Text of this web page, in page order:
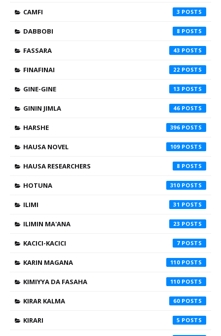
CAMFI 3
DABBOBI 8
FASSARA 43
FINAFINAI 22
GINE-GINE 13
GININ JIMLA 46
HARSHE 396
HAUSA NOVEL 109
HAUSA RESEARCHERS 8
HOTUNA 310
ILIMI 31
ILIMIN MA'ANA 23
KACICI-KACICI 7
KARIN MAGANA 110
KIMIYYA DA FASAHA 110
KIRAR KALMA 60
KIRARI 5